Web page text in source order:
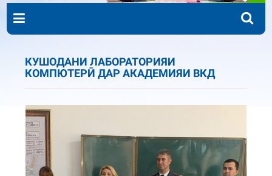
КУШОДАНИ ЛАБОРАТОРИЯИ
КОМПЮТЕРӢ ДАР АКАДЕМИЯИ ВКД